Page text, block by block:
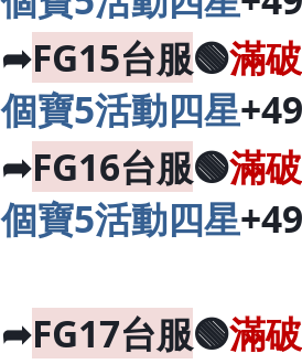
➦FG15台服🟢滿
個寶5活動四星
➦FG16台服🟢滿
個寶5活動四星
➦FG17台服🟢滿